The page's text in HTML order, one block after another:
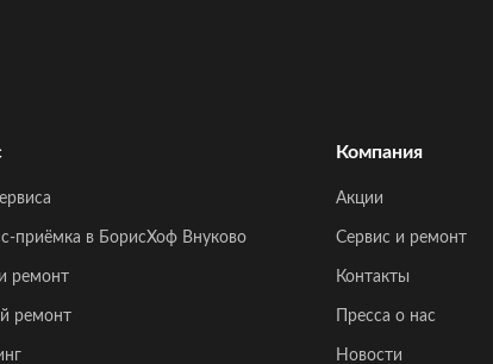
приёмка в БорисХоф Внуково
ремонт
ремонт
Компания
Акции
Сервис и ремонт
Контакты
Пресса о нас
Новости